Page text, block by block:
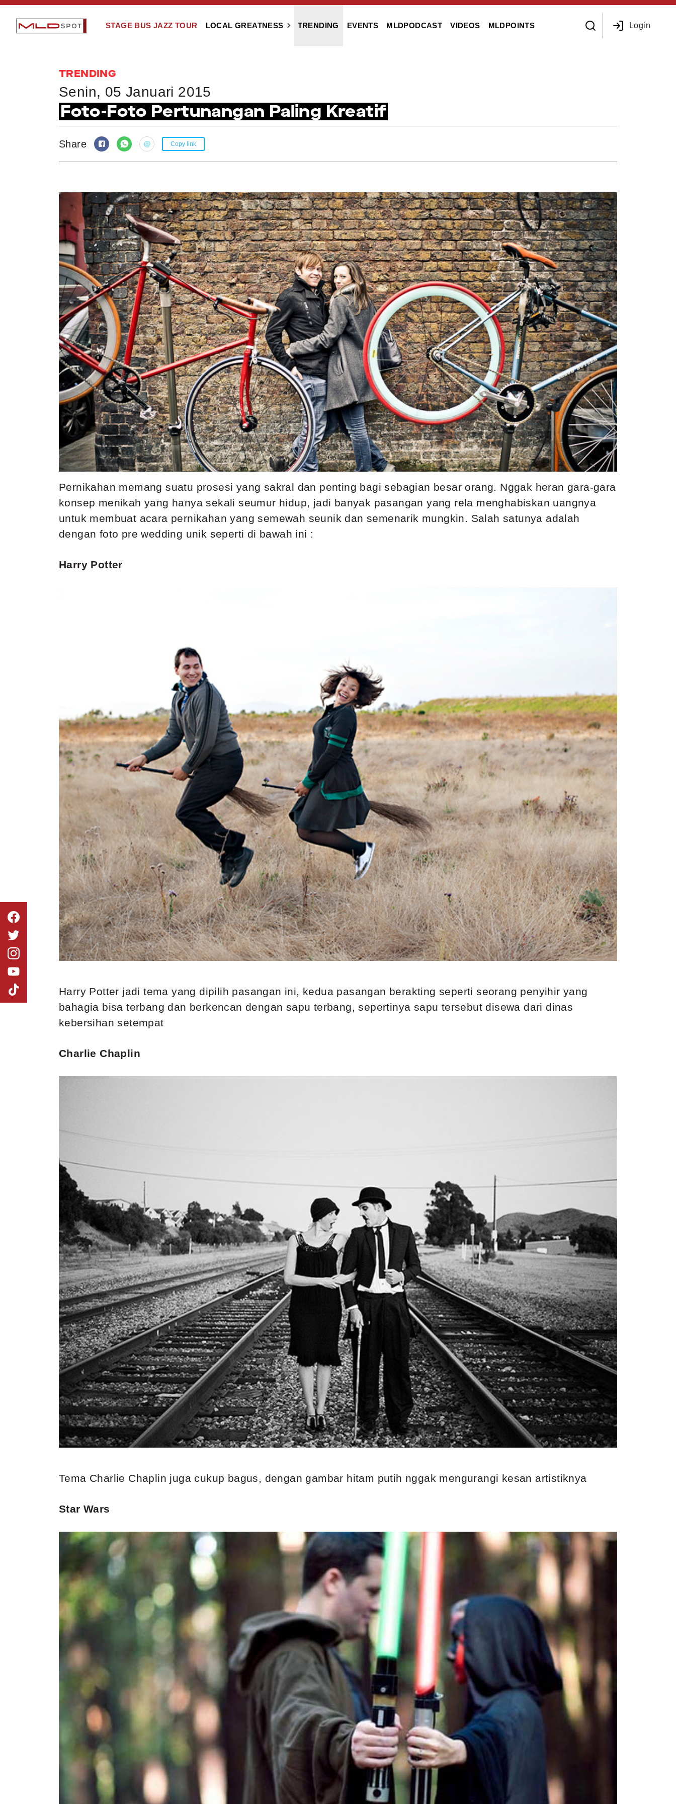
STAGE BUS JAZZ TOUR LOCAL GREATNESS TRENDING EVENTS MLDPODCAST VIDEOS MLDPOINTS Login
TRENDING
Senin, 05 Januari 2015
Foto-Foto Pertunangan Paling Kreatif
Share Copy link
Pernikahan memang suatu prosesi yang sakral dan penting bagi sebagian besar orang. Nggak heran gara-gara
konsep menikah yang hanya sekali seumur hidup, jadi banyak pasangan yang rela menghabiskan uangnya
untuk membuat acara pernikahan yang semewah seunik dan semenarik mungkin. Salah satunya adalah
dengan foto pre wedding unik seperti di bawah ini :
Harry Potter
Harry Potter jadi tema yang dipilih pasangan ini, kedua pasangan berakting seperti seorang penyihir yang
bahagia bisa terbang dan berkencan dengan sapu terbang, sepertinya sapu tersebut disewa dari dinas
kebersihan setempat
Charlie Chaplin
Tema Charlie Chaplin juga cukup bagus, dengan gambar hitam putih nggak mengurangi kesan artistiknya
Star Wars